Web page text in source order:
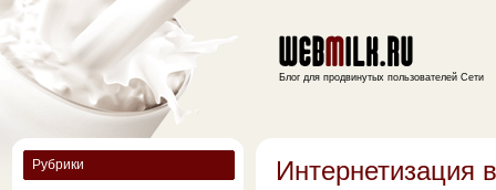
Рубрики
Блог для продвинутых пользователей Сети
Интернетизация